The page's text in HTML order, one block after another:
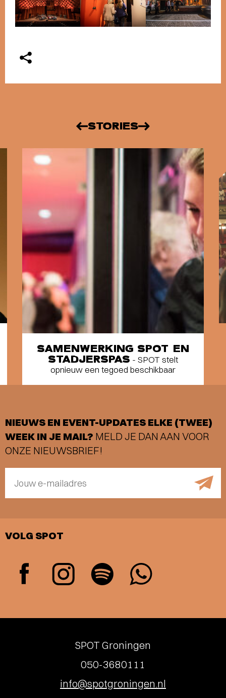
STORIES
SAMENWERKING SPOT EN
STADJERSPAS - SPOT stelt
opnieuw een tegoed beschikbaar
NIEUWS EN EVENT-UPDATES ELKE (TWEE)
WEEK IN JE MAIL? MELD JE DAN AAN VOOR
ONZE NIEUWSBRIEF!
Jouw e-mailadres
VOLG SPOT
SPOT Groningen
050-3680111
info@spotgroningen.nl